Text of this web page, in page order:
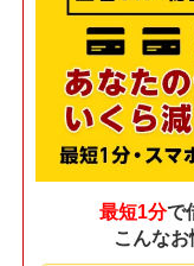
最短1分で
こんなお